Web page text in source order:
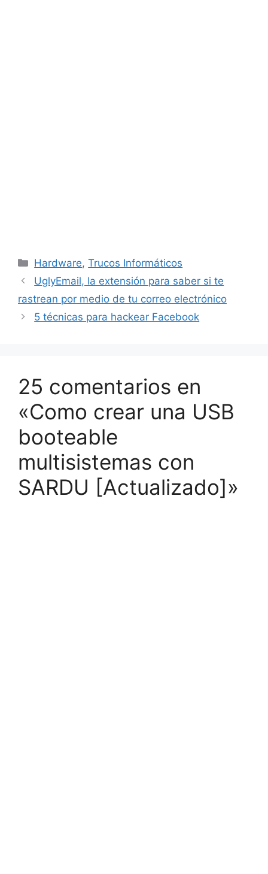
Categorías
Hardware,Trucos Informáticos
UglyEmail, la extensión para saber si te
rastrean por medio de tu correo electrónico
5 técnicas para hackear Facebook
25 comentarios en
«Como crear una USB
booteable
multisistemas con
SARDU [Actualizado]»